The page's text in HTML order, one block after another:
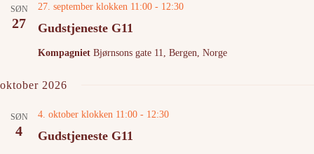
SØN
27 Gudstjeneste G11
27. september klokken 11:00 - 12:30
Kompagniet Bjørnsons gate 11, Bergen, Norge
oktober 2026
SØN
4 Gudstjeneste G11
4. oktober klokken 11:00 - 12:30